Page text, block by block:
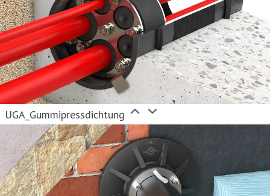
UGA_Gummipressdichtung